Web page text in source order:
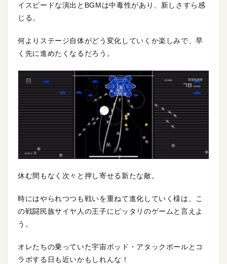
イスピードな演出とBGMは中毒性があり、新しさすら感
じる。
何よりステージ自体がどう変化していくか楽しみで、早
く先に進めたくなるだろう。
休む間もなく次々と押し寄せる新たな敵。
時にはやられつつも戦いを重ねて進化していく様は、こ
の戦闘民族サイヤ人の王子にピッタリのゲームと言えよ
う。
オレたちの乗っていた宇宙ポッド・アタックボールとコ
ラボする日も近いかもしれんな！